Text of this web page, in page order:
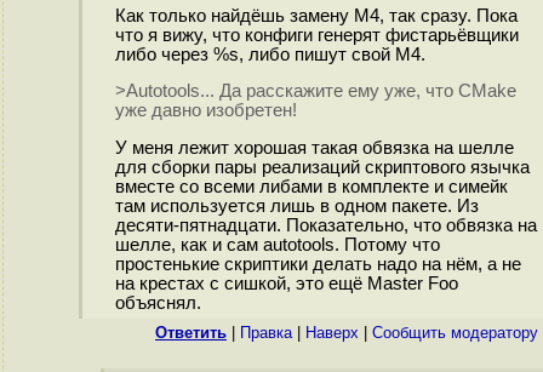
Как только найдёшь замену M4, так сразу. Пока
что я вижу, что конфиги генерят фистарьёвщики
либо через %s, либо пишут свой M4.
>Autotools... Да расскажите ему уже, что CMake
уже давно изобретен!
У меня лежит хорошая такая обвязка на шелле
для сборки пары реализаций скриптового язычка
вместе со всеми либами в комплекте и симейк
там используется лишь в одном пакете. Из
десяти-пятнадцати. Показательно, что обвязка на
шелле, как и сам autotools. Потому что
простенькие скриптики делать надо на нём, а не
на крестах с сишкой, это ещё Master Foo
объяснял.
Ответить Правка| Наверх Cообщить модератору